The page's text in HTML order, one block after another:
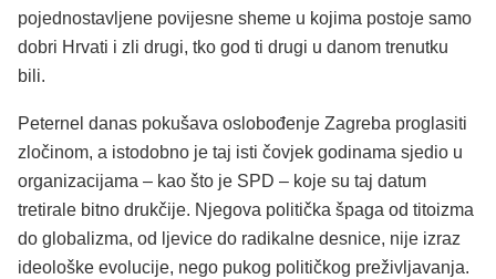
pojednostavljene povijesne sheme u kojima postoje samo
dobri Hrvati i zli drugi, tko god ti drugi u danom trenutku
bili.
Peternel danas pokušava oslobođenje Zagreba proglasiti
zločinom, a istodobno je taj isti čovjek godinama sjedio u
organizacijama – kao što je SPD – koje su taj datum
tretirale bitno drukčije. Njegova politička špaga od titoizma
do globalizma, od ljevice do radikalne desnice, nije izraz
ideološke evolucije, nego pukog političkog preživljavanja.